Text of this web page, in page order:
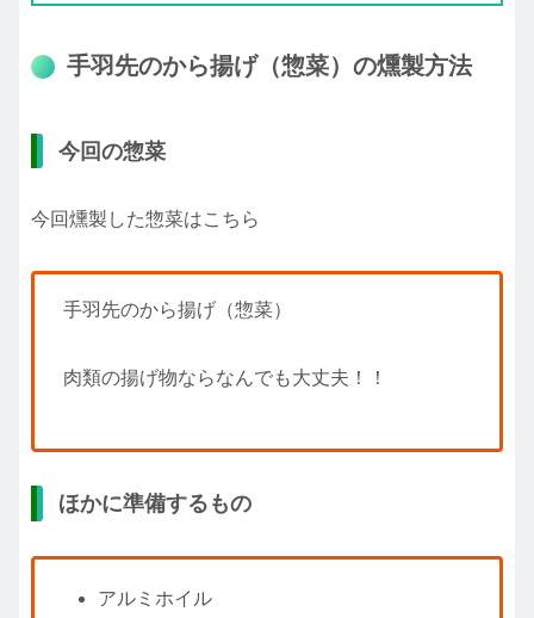
手羽先のから揚げ（惣菜）の燻製方法
今回の惣菜
今回燻製した惣菜はこちら
手羽先のから揚げ（惣菜）
肉類の揚げ物ならなんでも大丈夫！！
ほかに準備するもの
アルミホイル